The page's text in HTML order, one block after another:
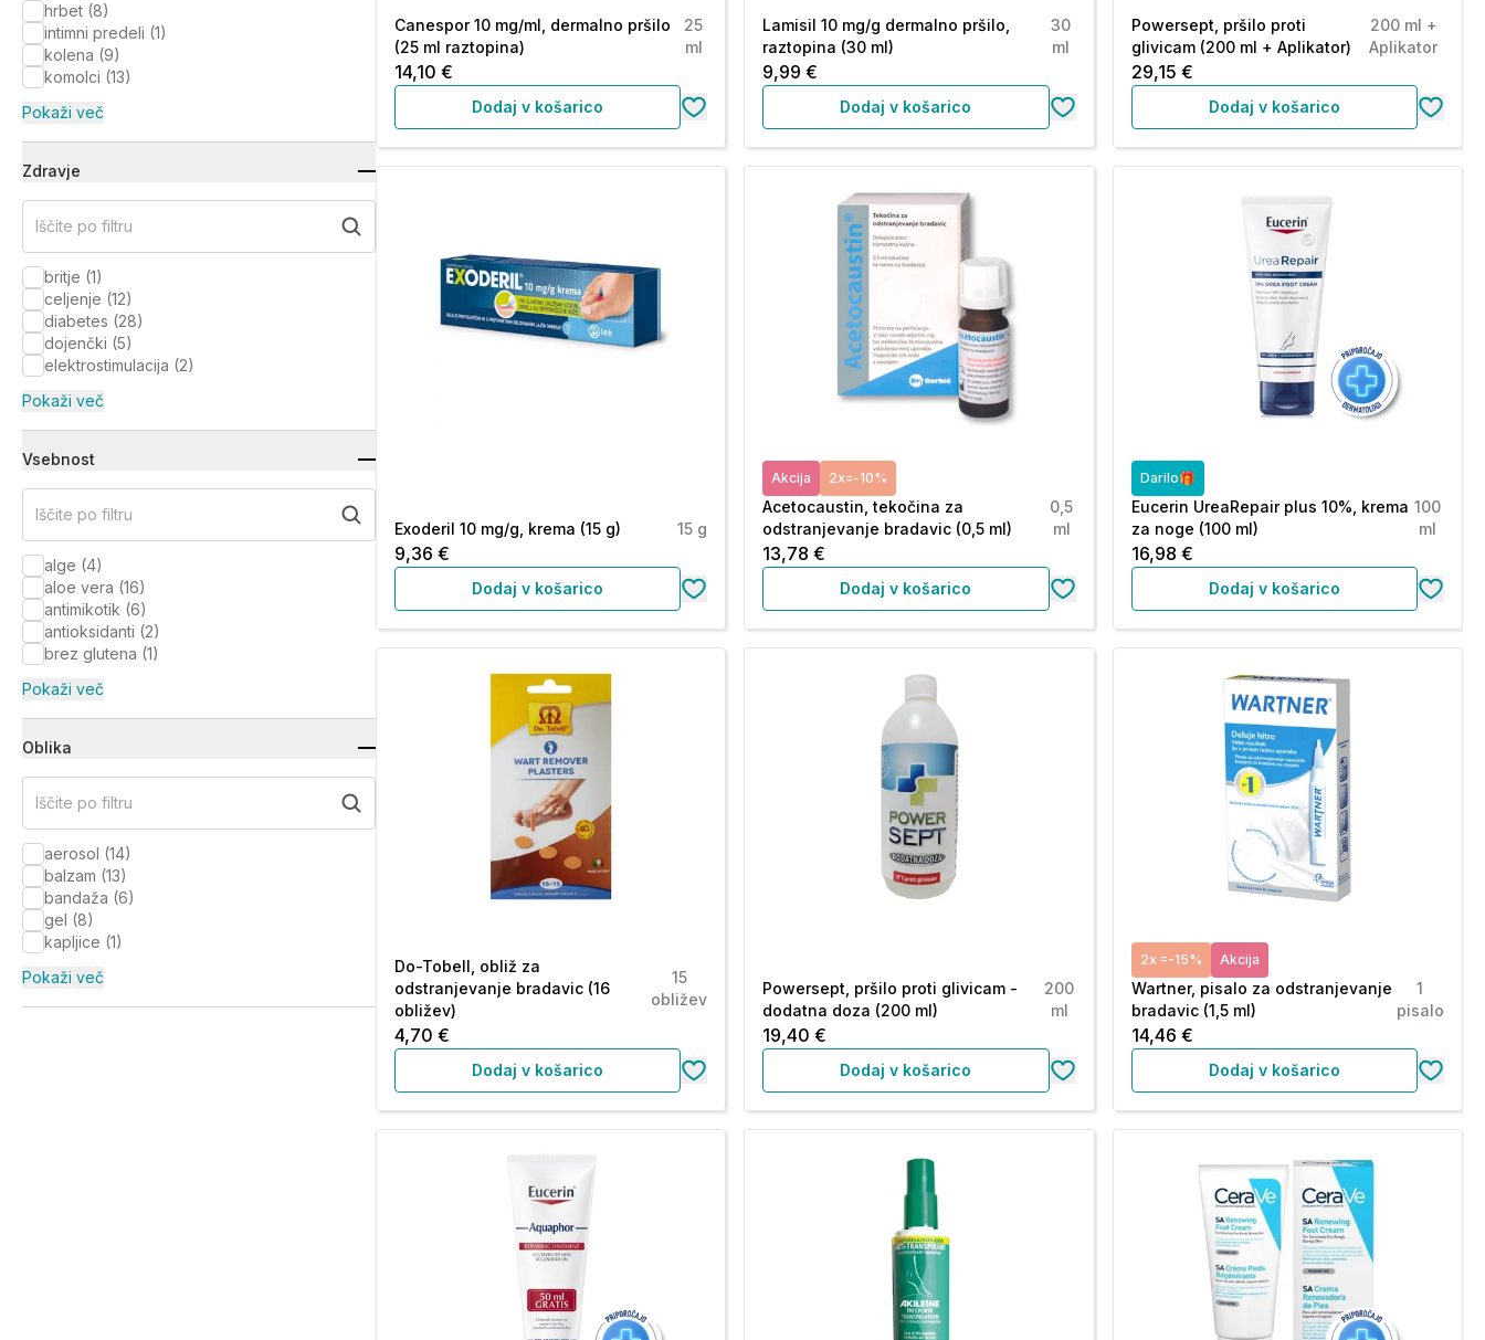
hrbet (8)
intimni predeli (1)
kolena (9)
komolci (13)
Pokaži več
Zdravje
Iščite po filtru
britje (1)
celjenje (12)
diabetes (28)
dojenčki (5)
elektrostimulacija (2)
Pokaži več
Vsebnost
Iščite po filtru
alge (4)
aloe vera (16)
antimikotik (6)
antioksidanti (2)
brez glutena (1)
Pokaži več
Oblika
Iščite po filtru
aerosol (14)
balzam (13)
bandaža (6)
gel (8)
kapljice (1)
Pokaži več
Canespor 10 mg/ml, dermalno pršilo
(25 ml raztopina)
25
ml
14,10 €
Dodaj v košarico
Lamisil 10 mg/g dermalno pršilo,
raztopina (30 ml)
30
ml
9,99 €
Dodaj v košarico
Powersept, pršilo proti
glivicam (200 ml + Aplikator)
200 ml +
Aplikator
29,15 €
Dodaj v košarico
Exoderil 10 mg/g, krema (15 g) 15 g
9,36 €
Dodaj v košarico
Akcija 2x=-10%
Acetocaustin, tekočina za
odstranjevanje bradavic (0,5 ml)
0,5
ml
13,78 €
Dodaj v košarico
Darilo🎁
Eucerin UreaRepair plus 10%, krema
za noge (100 ml)
100
ml
16,98 €
Dodaj v košarico
Do-Tobell, obliž za
odstranjevanje bradavic (16
obližev)
15
obližev
4,70 €
Dodaj v košarico
Powersept, pršilo proti glivicam -
dodatna doza (200 ml)
200
ml
19,40 €
Dodaj v košarico
2x =-15% Akcija
Wartner, pisalo za odstranjevanje
bradavic (1,5 ml)
1
pisalo
14,46 €
Dodaj v košarico